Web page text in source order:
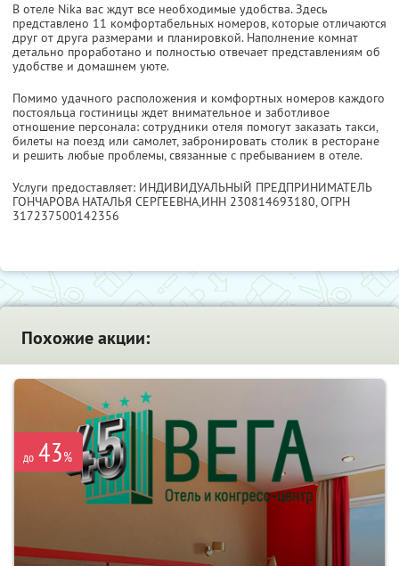
В отеле Nika вас ждут все необходимые удобства. Здесь
представлено 11 комфортабельных номеров, которые отличаются
друг от друга размерами и планировкой. Наполнение комнат
детально проработано и полностью отвечает представлениям об
удобстве и домашнем уюте.
Помимо удачного расположения и комфортных номеров каждого
постояльца гостиницы ждет внимательное и заботливое
отношение персонала: сотрудники отеля помогут заказать такси,
билеты на поезд или самолет, забронировать столик в ресторане
и решить любые проблемы, связанные с пребыванием в отеле.
Услуги предоставляет: ИНДИВИДУАЛЬНЫЙ ПРЕДПРИНИМАТЕЛЬ
ГОНЧАРОВА НАТАЛЬЯ СЕРГЕЕВНА,ИНН 230814693180, ОГРН
317237500142356
Похожие акции:
до 43%